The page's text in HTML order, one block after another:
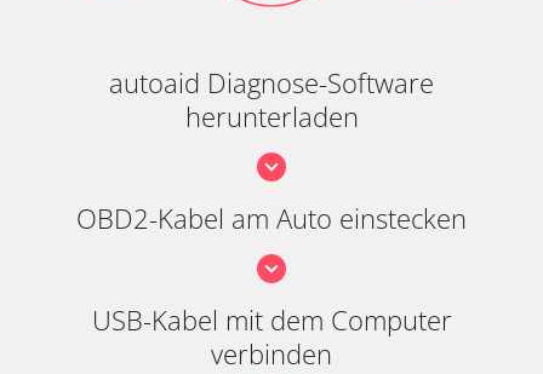
autoaid Diagnose-Software
herunterladen
OBD2-Kabel am Auto einstecken
USB-Kabel mit dem Computer
verbinden